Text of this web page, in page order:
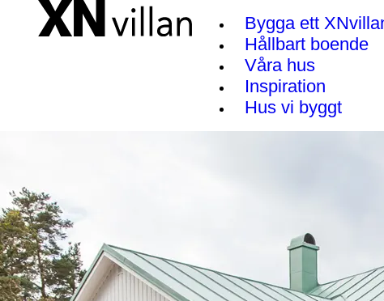
Bygga ett
Hållbart boende
Våra hus
Inspiration
Hus vi byggt